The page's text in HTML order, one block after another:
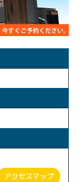
アクセスマップ